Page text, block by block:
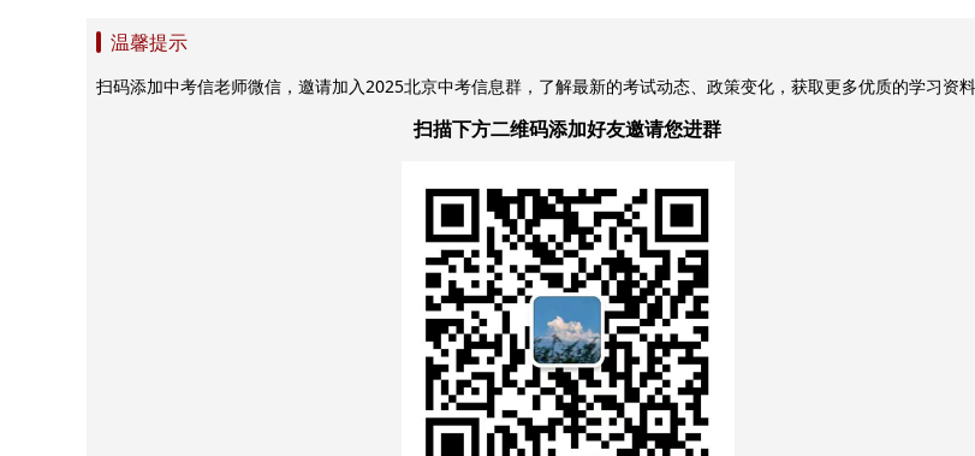
温馨提示
扫码添加中考信老师微信，邀请加入2025北京中考信息群，了解最新的考试动态、政策变化，获取更多优质的学习资料
扫描下方二维码添加好友邀请您进群